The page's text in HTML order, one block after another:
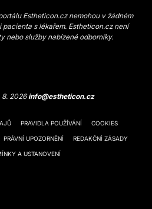
Estheticon.cz nemohou v žádném
s lékařem. Estheticon.cz není
nebo služby nabízené odborníky.
8. 2026info@estheticon.cz
PRAVIDLA POUŽÍVÁNÍ COOKIES
PRÁVNÍ UPOZORNĚNÍ REDAKČNÍ ZÁSADY
A USTANOVENÍ